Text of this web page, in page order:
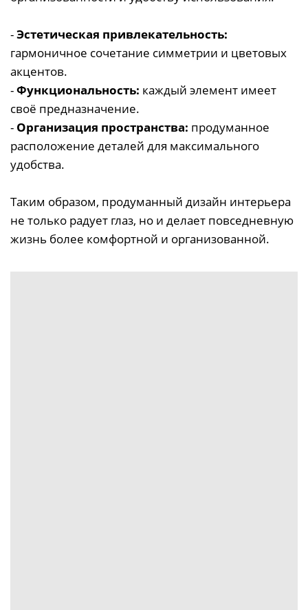
-Эстетическая привлекательность:
гармоничное сочетание симметрии и цветовых
акцентов.
-Функциональность: каждый элемент имеет
своё предназначение.
- Организация пространства: продуманное
расположение деталей для максимального
удобства.
Таким образом, продуманный дизайн интерьера
не только радует глаз, но и делает повседневную
жизнь более комфортной и организованной.